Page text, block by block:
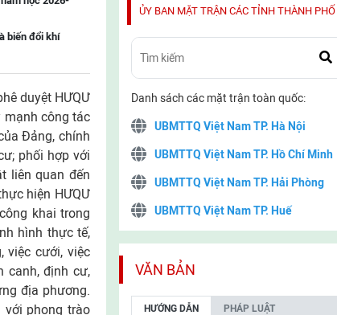
biến đổi khí
duyệt HƯQƯ
mạnh công tác
Đảng, chính
phối hợp với
liên quan đến
hiện HƯQƯ
khai trong
hình thực tế,
việc cưới, việc
canh, định cư,
địa phương.
với phong trào
ỦY BAN MẶT TRẬN CÁC TỈNH THÀNH PHỐ
Danh sách các mặt trận toàn quốc:
UBMTTQ Việt Nam TP. Hà Nội
UBMTTQ Việt Nam TP. Hồ Chí Minh
UBMTTQ Việt Nam TP. Hải Phòng
UBMTTQ Việt Nam TP. Huế
UBMTTQ Việt Nam TP. Cần Thơ
UBMTTQ Việt Nam tỉnh Quảng Ninh
VĂN BẢN
HƯỚNG DẪN PHÁP LUẬT